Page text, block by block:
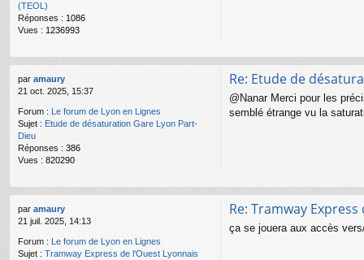
(TEOL)
Réponses : 1086
Vues : 1236993
par amaury
21 oct. 2025, 15:37
Forum : Le forum de Lyon en Lignes
Sujet : Etude de désaturation Gare Lyon Part-
Dieu
Réponses : 386
Vues : 820290
Re: Etude de
@Nanar Merci pour les
semblé étrange vu la
par amaury
21 juil. 2025, 14:13
Forum : Le forum de Lyon en Lignes
Sujet : Tramway Express de l'Ouest Lyonnais
Re: Tramway
ça se jouera aux accès